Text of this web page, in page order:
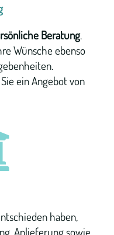
Beratung.
Wünsche ebenso
ein Angebot von
haben,
Anlieferung sowie